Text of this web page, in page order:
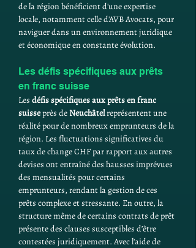
de la région bénéficient d'une expertise
locale, notamment celle d'AVB Avocats, pour
naviguer dans un environnement juridique
et économique en constante évolution.
Les défis spécifiques aux prêts
en franc suisse
Les défis spécifiques aux prêts en franc
suisse près de Neuchâtel représentent une
réalité pour de nombreux emprunteurs de la
région. Les fluctuations significatives du
taux de change CHF par rapport aux autres
devises ont entraîné des hausses imprévues
des mensualités pour certains
emprunteurs, rendant la gestion de ces
prêts complexe et stressante. En outre, la
structure même de certains contrats de prêt
présente des clauses susceptibles d’être
contestées juridiquement. Avec l'aide de